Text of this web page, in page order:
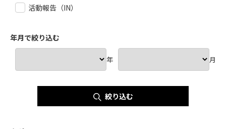
活動報告（IN）
年月で絞り込む
年 月
絞り込む